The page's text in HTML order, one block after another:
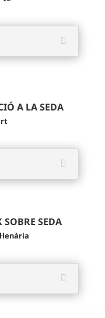
A LA SEDA
SEDA